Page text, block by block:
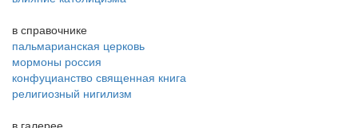
в справочнике
пальмарианская церковь
мормоны россия
конфуцианство священная книга
религиозный нигилизм
в галерее